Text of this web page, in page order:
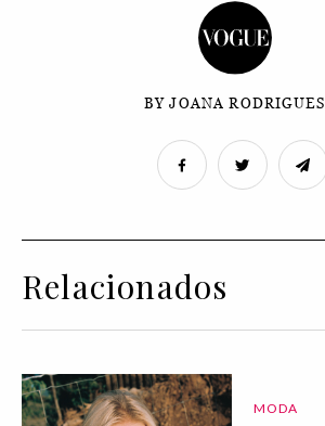
BY JOANA RODRIGUES
Relacionados
MODA